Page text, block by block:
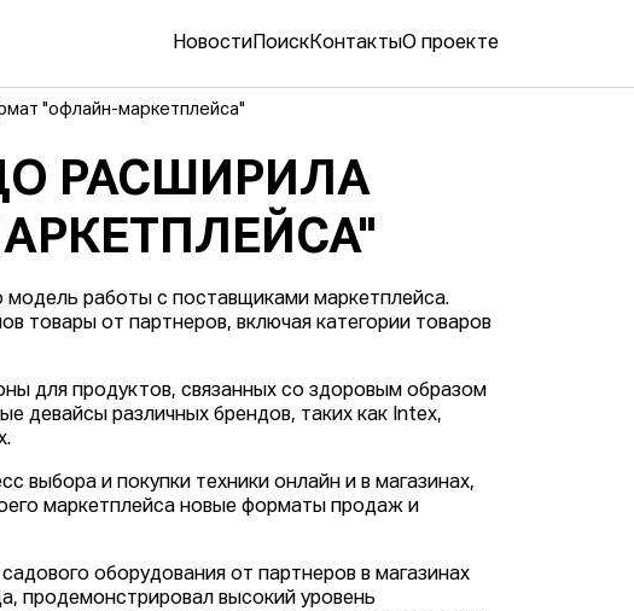
Новости ПоискКонтактыО проекте
"офлайн-маркетплейса"
РАСШИРИЛА
модель работы с поставщиками маркетплейса.
товары от партнеров, включая категории товаров
для продуктов, связанных со здоровым образом
девайсы различных брендов, таких как Intex,
выбора и покупки техники онлайн и в магазинах,
маркетплейса новые форматы продаж и
оборудования от партнеров в магазинах
продемонстрировал высокий уровень